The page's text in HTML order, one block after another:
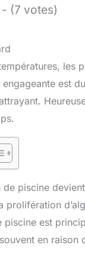
(7 votes)
engageante est
de piscine
prolifération
piscine est
en raison